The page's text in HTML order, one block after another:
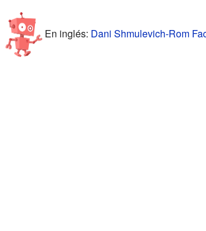
En inglés: Dani Shmulevich-Rom